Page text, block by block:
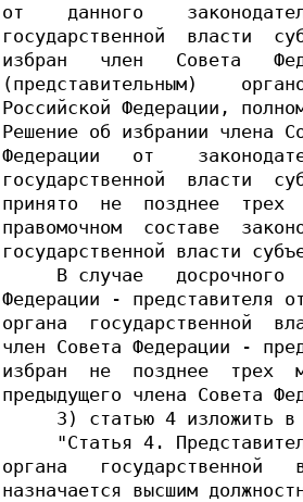
от    данного
государственной  власти
избран   член   Совета
(представительным)
Российской Федерации,
Решение об избрании члена
Федерации   от
государственной  власти
принято  не  позднее  трех
правомочном  составе
государственной власти
В случае   досрочного
Федерации - представителя
органа  государственной
член Совета Федерации -
избран  не  позднее  трех
предыдущего члена Совета
3) статью 4 изложить в
"Статья 4.
органа   государственной
назначается высшим